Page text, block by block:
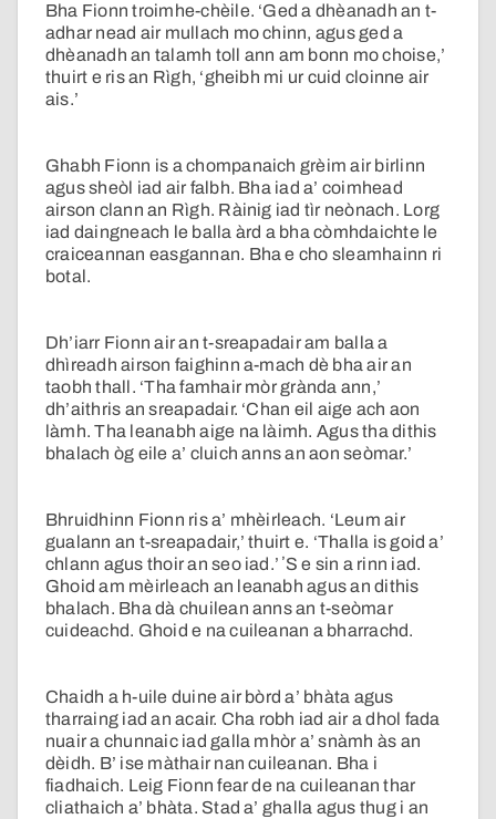
Bha Fionn troimhe-chèile. ‘Ged a dhèanadh an t-
adhar nead air mullach mo chinn, agus ged a
dhèanadh an talamh toll ann am bonn mo choise,’
thuirt e ris an Rìgh, ‘gheibh mi ur cuid cloinne air
ais.’
Ghabh Fionn is a chompanaich grèim air birlinn
agus sheòl iad air falbh. Bha iad a’ coimhead
airson clann an Rìgh. Ràinig iad tìr neònach. Lorg
iad daingneach le balla àrd a bha còmhdaichte le
craiceannan easgannan. Bha e cho sleamhainn ri
botal.
Dh’iarr Fionn air an t-sreapadair am balla a
dhìreadh airson faighinn a-mach dè bha air an
taobh thall. ‘Tha famhair mòr grànda ann,’
dh’aithris an sreapadair. ‘Chan eil aige ach aon
làmh. Tha leanabh aige na làimh. Agus tha dithis
bhalach òg eile a’ cluich anns an aon seòmar.’
Bhruidhinn Fionn ris a’ mhèirleach. ‘Leum air
gualann an t-sreapadair,’ thuirt e. ‘Thalla is goid a’
chlann agus thoir an seo iad.’ ʼS e sin a rinn iad.
Ghoid am mèirleach an leanabh agus an dithis
bhalach. Bha dà chuilean anns an t-seòmar
cuideachd. Ghoid e na cuileanan a bharrachd.
Chaidh a h-uile duine air bòrd a’ bhàta agus
tharraing iad an acair. Cha robh iad air a dhol fada
nuair a chunnaic iad galla mhòr a’ snàmh às an
dèidh. B’ ise màthair nan cuileanan. Bha i
fiadhaich. Leig Fionn fear de na cuileanan thar
cliathaich a’ bhàta. Stad a’ ghalla agus thug i an